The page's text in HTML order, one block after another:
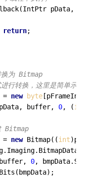
(IntPtr pData,
return;
为 Bitmap
行转换，这里是简单示例
new byte
buffer,
0, (int
Bitmap
=
new Bitmap((int
0,